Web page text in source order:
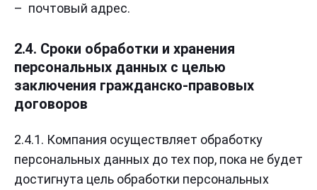
почтовый адрес.
2.4. Сроки обработки и хранения
персональных данных с целью
заключения гражданско-правовых
договоров
2.4.1. Компания осуществляет обработку
персональных данных до тех пор, пока не будет
достигнута цель обработки персональных